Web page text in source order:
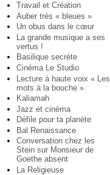
Travail et Création
Auber très « bleues »
Un obus dans le cœur
La grande musique a ses
vertus !
Basilique secrète
Cinéma Le Studio
Lecture à haute voix « Les
mots à la bouche »
Kaliamah
Jazz et cinéma
Défile pour ta planète
Bal Renaissance
Conversation chez les
Stein sur Monsieur de
Goethe absent
La Religieuse